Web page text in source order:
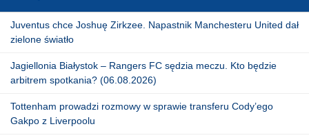
Juventus chce Joshuę Zirkzee. Napastnik Manchesteru United dał
zielone światło
Jagiellonia Białystok – Rangers FC sędzia meczu. Kto będzie
arbitrem spotkania? (06.08.2026)
Tottenham prowadzi rozmowy w sprawie transferu Cody’ego
Gakpo z Liverpoolu